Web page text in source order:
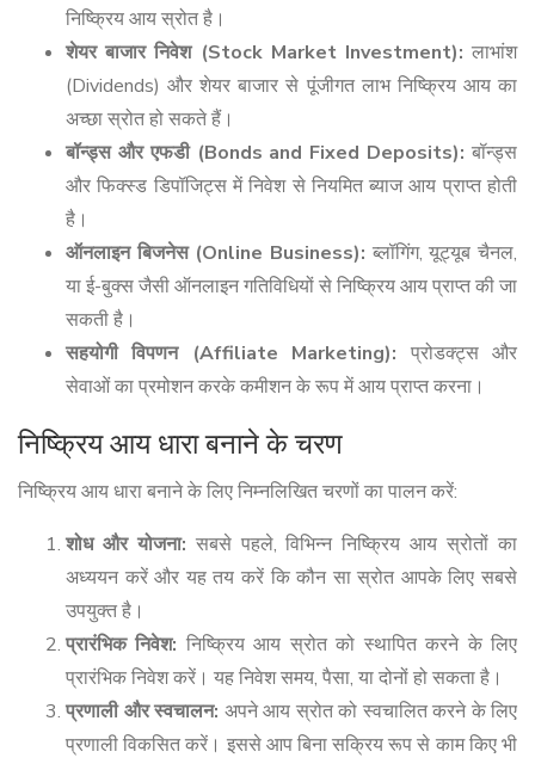
निष्क्रिय आय स्रोत है।
शेयर बाजार निवेश (Stock Market Investment): लाभांश
(Dividends) और शेयर बाजार से पूंजीगत लाभ निष्क्रिय आय का
अच्छा स्रोत हो सकते हैं।
बॉन्ड्स और एफडी (Bonds and Fixed Deposits): बॉन्ड्स
और फिक्स्ड डिपॉजिट्स में निवेश से नियमित ब्याज आय प्राप्त होती
है।
ऑनलाइन बिजनेस (Online Business): ब्लॉगिंग, यूट्यूब चैनल,
या ई-बुक्स जैसी ऑनलाइन गतिविधियों से निष्क्रिय आय प्राप्त की जा
सकती है।
सहयोगी विपणन (Affiliate Marketing): प्रोडक्ट्स और
सेवाओं का प्रमोशन करके कमीशन के रूप में आय प्राप्त करना।
निष्क्रिय आय धारा बनाने के चरण
निष्क्रिय आय धारा बनाने के लिए निम्नलिखित चरणों का पालन करें:
शोध और योजना: सबसे पहले, विभिन्न निष्क्रिय आय स्रोतों का
अध्ययन करें और यह तय करें कि कौन सा स्रोत आपके लिए सबसे
उपयुक्त है।
प्रारंभिक निवेश: निष्क्रिय आय स्रोत को स्थापित करने के लिए
प्रारंभिक निवेश करें। यह निवेश समय, पैसा, या दोनों हो सकता है।
प्रणाली और स्वचालन: अपने आय स्रोत को स्वचालित करने के लिए
प्रणाली विकसित करें। इससे आप बिना सक्रिय रूप से काम किए भी